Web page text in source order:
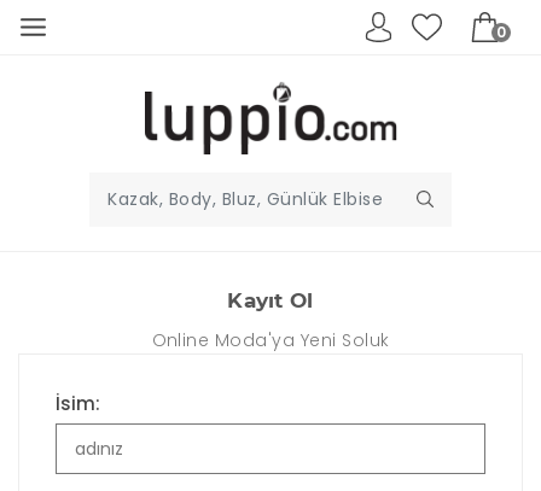
0
Kayıt Ol
Online Moda'ya Yeni Soluk
İsim: